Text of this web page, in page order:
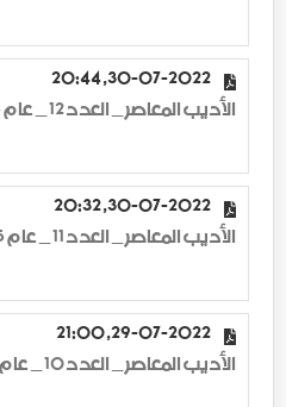
30-07-2022, 20:44
الأديب المعاصر _ العدد 12 _ عام 1975
30-07-2022, 20:32
الأديب المعاصر _ العدد 11 _ عام 1975
29-07-2022, 21:00
الأديب المعاصر _ العدد 10 _ عام 1075